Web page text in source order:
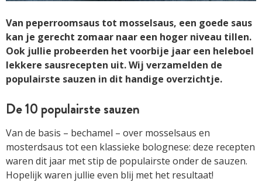
Van peperroomsaus tot mosselsaus, een goede saus
kan je gerecht zomaar naar een hoger niveau tillen.
Ook jullie probeerden het voorbije jaar een heleboel
lekkere sausrecepten uit. Wij verzamelden de
populairste sauzen in dit handige overzichtje.
De 10 populairste sauzen
Van de basis – bechamel – over mosselsaus en
mosterdsaus tot een klassieke bolognese: deze recepten
waren dit jaar met stip de populairste onder de sauzen.
Hopelijk waren jullie even blij met het resultaat!